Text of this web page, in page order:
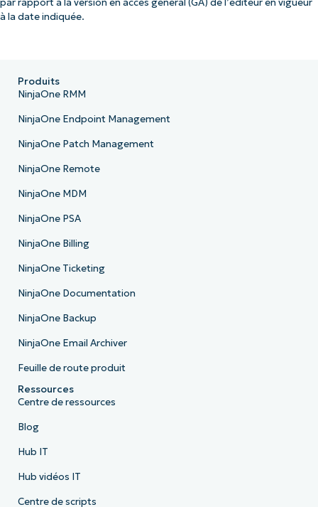
par rapport à la version en accès général (GA) de l’éditeur en vigueur
à la date indiquée.
Produits
NinjaOne RMM
NinjaOne Endpoint Management
NinjaOne Patch Management
NinjaOne Remote
NinjaOne MDM
NinjaOne PSA
NinjaOne Billing
NinjaOne Ticketing
NinjaOne Documentation
NinjaOne Backup
NinjaOne Email Archiver
Feuille de route produit
Ressources
Centre de ressources
Blog
Hub IT
Hub vidéos IT
Centre de scripts